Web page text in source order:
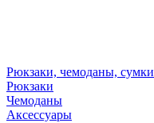
Рюкзаки, чемоданы, сумки
Рюкзаки
Чемоданы
Аксессуары